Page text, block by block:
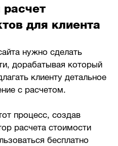
для клиента
нужно сделать
дорабатывая который
клиенту детальное
с расчетом.
процесс, создав
расчета стоимости
бесплатно